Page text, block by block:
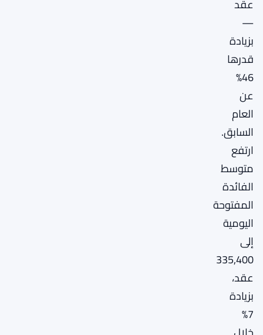
عقد
—
بزيادة
قدرها
46%
عن
العام
السابق.
ارتفع
متوسط
الفائدة
المفتوحة
اليومية
إلى
335,400
عقد،
بزيادة
7%